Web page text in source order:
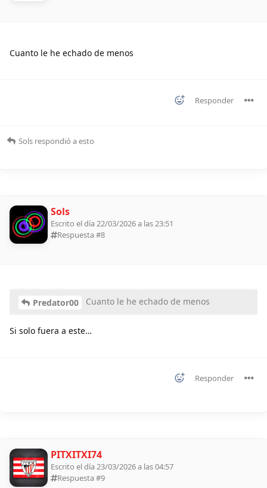
Cuanto le he echado de menos
Responder
Sols respondió a esto
Sols
Escrito el día 22/03/2026 a las 23:51
Respuesta #8
Predator00 Cuanto le he echado de menos
Si solo fuera a este…
Responder
PITXITXI74
Escrito el día 23/03/2026 a las 04:57
Respuesta #9